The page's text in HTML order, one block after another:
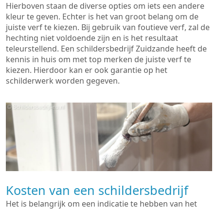
Hierboven staan de diverse opties om iets een andere
kleur te geven. Echter is het van groot belang om de
juiste verf te kiezen. Bij gebruik van foutieve verf, zal de
hechting niet voldoende zijn en is het resultaat
teleurstellend. Een schildersbedrijf Zuidzande heeft de
kennis in huis om met top merken de juiste verf te
kiezen. Hierdoor kan er ook garantie op het
schilderwerk worden gegeven.
Kosten van een schildersbedrijf
Het is belangrijk om een indicatie te hebben van het